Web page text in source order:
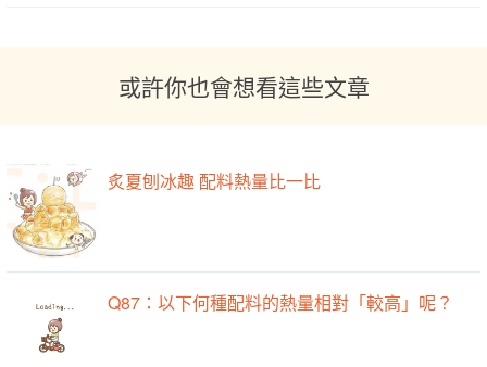
或許你也會想看這些文章
炙夏刨冰趣 配料熱量比一比
Q87：以下何種配料的熱量相對「較高」呢？